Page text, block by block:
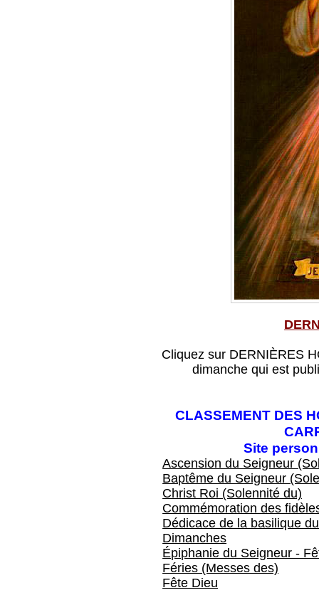
Cliquez sur DERNIÈRES
dimanche qui est
CLASSEMENT DES
Site
Ascension du Seigneur
Baptême du Seigneur
Christ Roi (Solennité du)
Commémoration des
Dédicace de la basilique
Dimanches
Épiphanie du Seigneur -
Féries (Messes des)
Fête Dieu